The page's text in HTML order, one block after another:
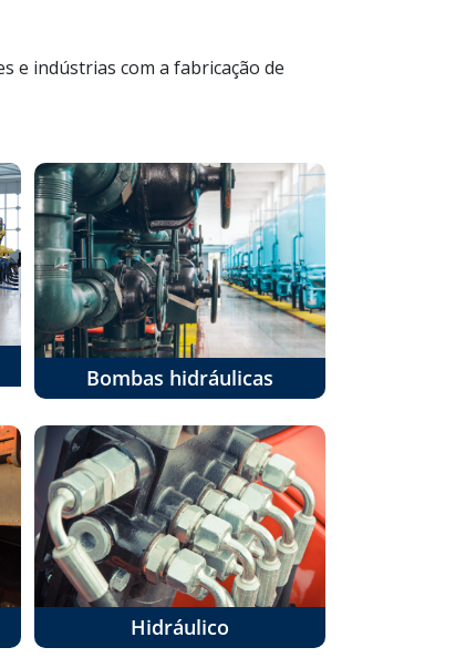
e indústrias com a fabricação de
Bombas hidráulicas
Hidráulico